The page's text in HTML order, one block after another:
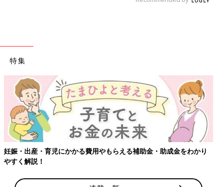
特集
妊娠・出産・育児にかかる費用やもらえる補助金・助成金をわかり
やすく解説！